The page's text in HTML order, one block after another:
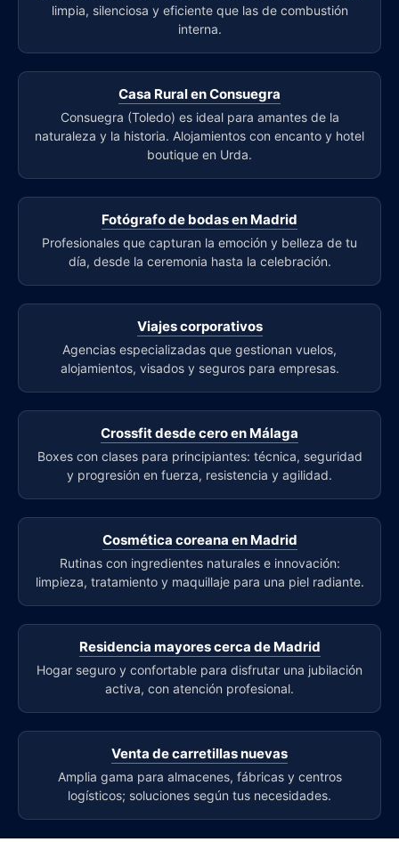
limpia, silenciosa y eficiente que las de combustión
interna.
Casa Rural en Consuegra
Consuegra (Toledo) es ideal para amantes de la
naturaleza y la historia. Alojamientos con encanto y hotel
boutique en Urda.
Fotógrafo de bodas en Madrid
Profesionales que capturan la emoción y belleza de tu
día, desde la ceremonia hasta la celebración.
Viajes corporativos
Agencias especializadas que gestionan vuelos,
alojamientos, visados y seguros para empresas.
Crossfit desde cero en Málaga
Boxes con clases para principiantes: técnica, seguridad
y progresión en fuerza, resistencia y agilidad.
Cosmética coreana en Madrid
Rutinas con ingredientes naturales e innovación:
limpieza, tratamiento y maquillaje para una piel radiante.
Residencia mayores cerca de Madrid
Hogar seguro y confortable para disfrutar una jubilación
activa, con atención profesional.
Venta de carretillas nuevas
Amplia gama para almacenes, fábricas y centros
logísticos; soluciones según tus necesidades.